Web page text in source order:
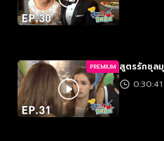
PREMIUM สูตรรักชุลมุ